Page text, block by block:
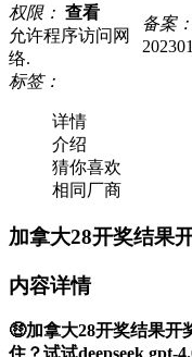
权限： 查看
允许程序访问网
络.
备案：
标签：
详情
介绍
猜你喜欢
相同厂商
加拿大28开奖结果
内容详情
🤑加拿大28开奖结果开